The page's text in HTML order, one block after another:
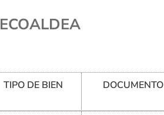
TIPO DE BIEN DOCUMENTO